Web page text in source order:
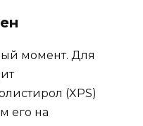
момент. Для
(XPS)
его на